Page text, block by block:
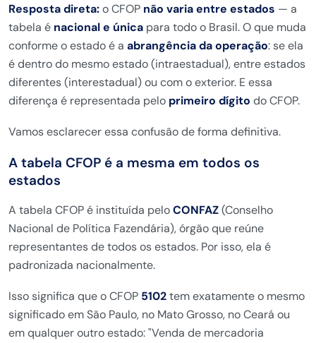
Resposta direta:o CFOP não varia entre estados — a
tabela é nacional e única para todo o Brasil. O que muda
conforme o estado é a abrangência da operação: se ela
é dentro do mesmo estado (intraestadual), entre estados
diferentes (interestadual) ou com o exterior. E essa
diferença é representada pelo primeiro dígito do CFOP.
Vamos esclarecer essa confusão de forma definitiva.
A tabela CFOP é a mesma em todos os
estados
A tabela CFOP é instituída peloCONFAZ(Conselho
Nacional de Política Fazendária), órgão que reúne
representantes de todos os estados. Por isso, ela é
padronizada nacionalmente.
Isso significa que o CFOP 5102tem exatamente o mesmo
significado em São Paulo, no Mato Grosso, no Ceará ou
em qualquer outro estado: "Venda de mercadoria